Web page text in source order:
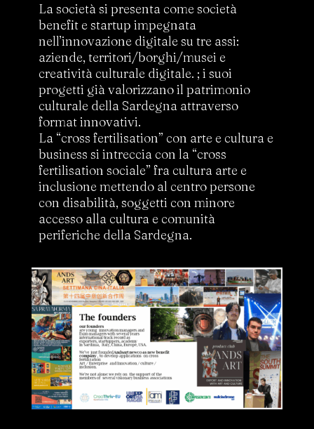
La società si presenta come società
benefit e startup impegnata
nell’innovazione digitale su tre assi:
aziende, territori/borghi/musei e
creatività culturale digitale. ; i suoi
progetti già valorizzano il patrimonio
culturale della Sardegna attraverso
format innovativi.
La “cross fertilisation” con arte e cultura e
business si intreccia con la “cross
fertilisation sociale” fra cultura arte e
inclusione mettendo al centro persone
con disabilità, soggetti con minore
accesso alla cultura e comunità
periferiche della Sardegna.